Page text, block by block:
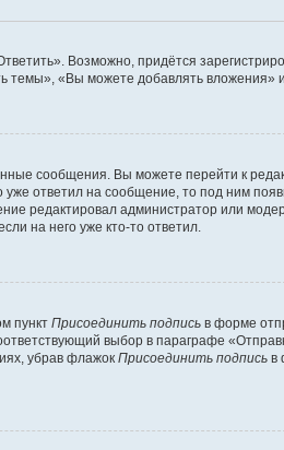
Возможно, придётся
«Вы можете добавлять вложения» и
сообщения. Вы можете перейти к
уже ответил на сообщение, то под ним
редактировал администратор или
на него уже кто-то ответил.
пункт Присоединить подпись в форме
выбор в параграфе
убрав флажок Присоединить подпись в